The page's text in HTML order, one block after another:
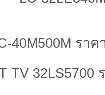
40M500M รา
TV 32LS5700